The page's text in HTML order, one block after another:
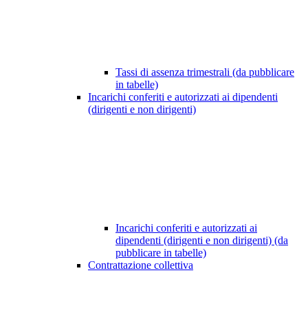
Tassi di assenza trimestrali (da pubblicare
in tabelle)
Incarichi conferiti e autorizzati ai dipendenti
(dirigenti e non dirigenti)
Incarichi conferiti e autorizzati ai
dipendenti (dirigenti e non dirigenti) (da
pubblicare in tabelle)
Contrattazione collettiva